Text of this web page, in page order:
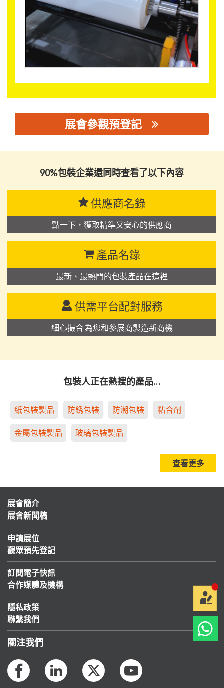
展會參觀預登記
90%包裝企業還同時查看了以下內容
供應商名錄
點一下，獲取精準又安心的供應商
產品名錄
最新、最熱門的包裝產品在這裡
供需平台配對服務
細心撮合 為您和參展商製造新商機
包裝人正在熱搜的產品…
紙包裝製品 防銹包裝 防潮包裝 粘合劑
金屬包裝製品 玻璃包裝製品
查看更多
展會簡介
展會新聞稿
申請展位
觀眾預先登記
訂閱電子快訊
合作媒體及機構
隱私政策
聯繫我們
關注我們